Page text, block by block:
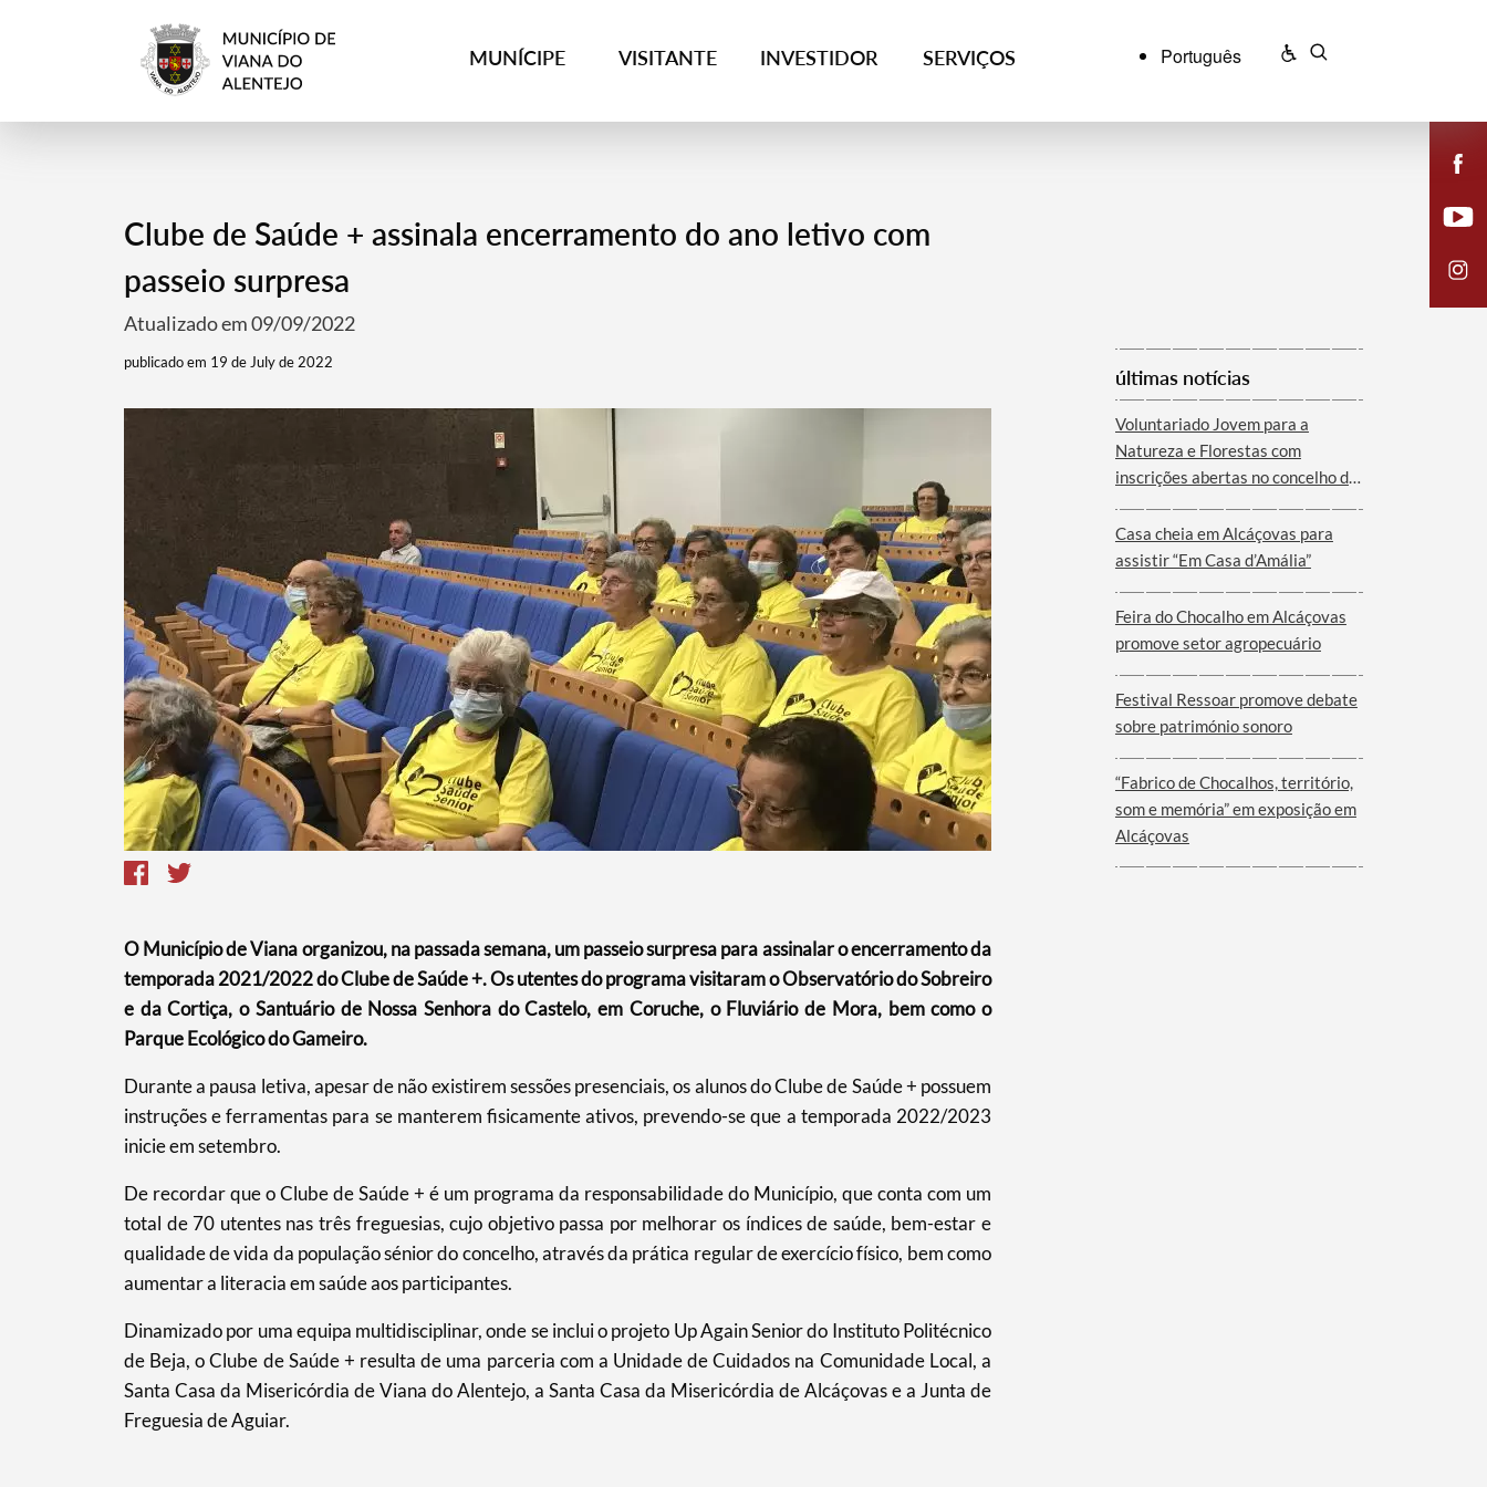
MUNÍCIPE VISITANTE INVESTIDOR SERVIÇOS Português
Termo de Pesquisa
Categorias gerais
Filtros
Clube de Saúde + assinala encerramento do ano letivo com
passeio surpresa
Atualizado em 09/09/2022
publicado em 19 de July de 2022
O Município de Viana organizou, na passada semana, um passeio surpresa para assinalar o encerramento da
temporada 2021/2022 do Clube de Saúde +. Os utentes do programa visitaram o Observatório do Sobreiro
e da Cortiça, o Santuário de Nossa Senhora do Castelo, em Coruche, o Fluviário de Mora, bem como o
Parque Ecológico do Gameiro.
Durante a pausa letiva, apesar de não existirem sessões presenciais, os alunos do Clube de Saúde + possuem
instruções e ferramentas para se manterem fisicamente ativos, prevendo-se que a temporada 2022/2023
inicie em setembro.
De recordar que o Clube de Saúde + é um programa da responsabilidade do Município, que conta com um
total de 70 utentes nas três freguesias, cujo objetivo passa por melhorar os índices de saúde, bem-estar e
qualidade de vida da população sénior do concelho, através da prática regular de exercício físico, bem como
aumentar a literacia em saúde aos participantes.
Dinamizado por uma equipa multidisciplinar, onde se inclui o projeto Up Again Senior do Instituto Politécnico
de Beja, o Clube de Saúde + resulta de uma parceria com a Unidade de Cuidados na Comunidade Local, a
Santa Casa da Misericórdia de Viana do Alentejo, a Santa Casa da Misericórdia de Alcáçovas e a Junta de
Freguesia de Aguiar.
últimas notícias
Voluntariado Jovem para a
Natureza e Florestas com
inscrições abertas no concelho de
Casa cheia em Alcáçovas para
assistir “Em Casa d’Amália”
Feira do Chocalho em Alcáçovas
promove setor agropecuário
Festival Ressoar promove debate
sobre património sonoro
“Fabrico de Chocalhos, território,
som e memória” em exposição em
Alcáçovas